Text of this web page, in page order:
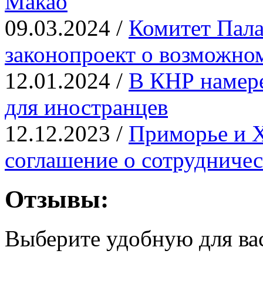
09.03.2024 / Комитет
законопроект о
12.01.2024 / В КНР
для иностранцев
12.12.2023 / Приморье и
соглашение о
Отзывы:
Выберите удобную для